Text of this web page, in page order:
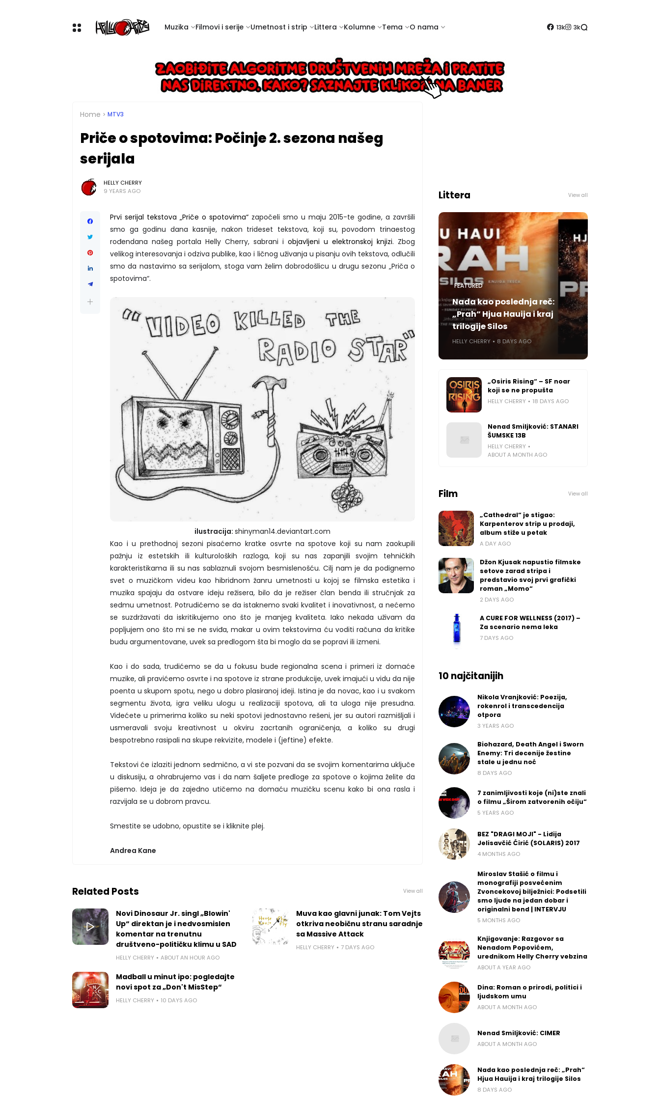
Muzika Filmovi i serije Umetnost i strip Littera Kolumne Tema O nama 13k 3k
Home MTV3
Priče o spotovima: Počinje 2. sezona našeg
serijala
HELLY CHERRY
9 YEARS AGO
Prvi serijal tekstova „Priče o spotovima“ započeli smo u maju 2015-te godine, a završili
smo ga godinu dana kasnije, nakon trideset tekstova, koji su, povodom trinaestog
rođendana našeg portala Helly Cherry, sabrani i objavljeni u elektronskoj knjizi. Zbog
velikog interesovanja i odziva publike, kao i ličnog uživanja u pisanju ovih tekstova, odlučili
smo da nastavimo sa serijalom, stoga vam želim dobrodošlicu u drugu sezonu „Priča o
spotovima“.
ilustracija: shinyman14.deviantart.com
Kao i u prethodnoj sezoni pisaćemo kratke osvrte na spotove koji su nam zaokupili
pažnju iz estetskih ili kulturoloških razloga, koji su nas zapanjili svojim tehničkih
karakteristikama ili su nas sablaznuli svojom besmislenošću. Cilj nam je da podignemo
svet o muzičkom videu kao hibridnom žanru umetnosti u kojoj se filmska estetika i
muzika spajaju da ostvare ideju režisera, bilo da je režiser član benda ili stručnjak za
sedmu umetnost. Potrudićemo se da istaknemo svaki kvalitet i inovativnost, a nećemo
se suzdržavati da iskritikujemo ono što je manjeg kvaliteta. Iako nekada uživam da
popljujem ono što mi se ne sviđa, makar u ovim tekstovima ću voditi računa da kritike
budu argumentovane, uvek sa predlogom šta bi moglo da se popravi ili izmeni.
Kao i do sada, trudićemo se da u fokusu bude regionalna scena i primeri iz domaće
muzike, ali pravićemo osvrte i na spotove iz strane produkcije, uvek imajući u vidu da nije
poenta u skupom spotu, nego u dobro plasiranoj ideji. Istina je da novac, kao i u svakom
segmentu života, igra veliku ulogu u realizaciji spotova, ali ta uloga nije presudna.
Videćete u primerima koliko su neki spotovi jednostavno rešeni, jer su autori razmišljali i
usmeravali svoju kreativnost u okviru zacrtanih ograničenja, a koliko su drugi
bespotrebno rasipali na skupe rekvizite, modele i (jeftine) efekte.
Tekstovi će izlaziti jednom sedmično, a vi ste pozvani da se svojim komentarima uključe
u diskusiju, a ohrabrujemo vas i da nam šaljete predloge za spotove o kojima želite da
pišemo. Ideja je da zajedno utičemo na domaću muzičku scenu kako bi ona rasla i
razvijala se u dobrom pravcu.
Smestite se udobno, opustite se i kliknite plej.
Andrea Kane
Related Posts View all
Novi Dinosaur Jr. singl „Blowin'
Up“ direktan je i nedvosmislen
komentar na trenutnu
društveno-političku klimu u SAD
HELLY CHERRY ABOUT AN HOUR AGO
Muva kao glavni junak: Tom Vejts
otkriva neobičnu stranu saradnje
sa Massive Attack
HELLY CHERRY 7 DAYS AGO
Madball u minut ipo: pogledajte
novi spot za „Don't MisStep“
HELLY CHERRY 10 DAYS AGO
Littera View all
FEATURED
Nada kao poslednja reč:
„Prah“ Hjua Hauija i kraj
trilogije Silos
HELLY CHERRY 8 DAYS AGO
„Osiris Rising“ – SF noar
koji se ne propušta
HELLY CHERRY 18 DAYS AGO
Nenad Smiljković: STANARI
ŠUMSKE 13B
HELLY CHERRY
ABOUT A MONTH AGO
Film View all
„Cathedral“ je stigao:
Karpenterov strip u prodaji,
album stiže u petak
A DAY AGO
Džon Kjusak napustio filmske
setove zarad stripa i
predstavio svoj prvi grafički
roman „Momo“
2 DAYS AGO
A CURE FOR WELLNESS (2017) –
Za scenario nema leka
7 DAYS AGO
10 najčitanijih
Nikola Vranjković: Poezija,
rokenrol i transcedencija
otpora
3 YEARS AGO
Biohazard, Death Angel i Sworn
Enemy: Tri decenije žestine
stale u jednu noć
8 DAYS AGO
7 zanimljivosti koje (ni)ste znali
o filmu „Širom zatvorenih očiju“
5 YEARS AGO
BEZ "DRAGI MOJI" - Lidija
Jelisavčić Ćirić (SOLARIS) 2017
4 MONTHS AGO
Miroslav Stašić o filmu i
monografiji posvećenim
Zvoncekovoj bilježnici: Podsetili
smo ljude na jedan dobar i
originalni bend | INTERVJU
5 MONTHS AGO
Knjigovanje: Razgovor sa
Nenadom Popovićem,
urednikom Helly Cherry vebzina
ABOUT A YEAR AGO
Dina: Roman o prirodi, politici i
ljudskom umu
ABOUT A MONTH AGO
Nenad Smiljković: CIMER
ABOUT A MONTH AGO
Nada kao poslednja reč: „Prah“
Hjua Hauija i kraj trilogije Silos
8 DAYS AGO